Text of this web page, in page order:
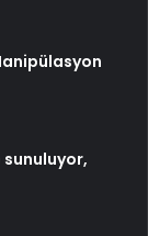
sunuluyor,